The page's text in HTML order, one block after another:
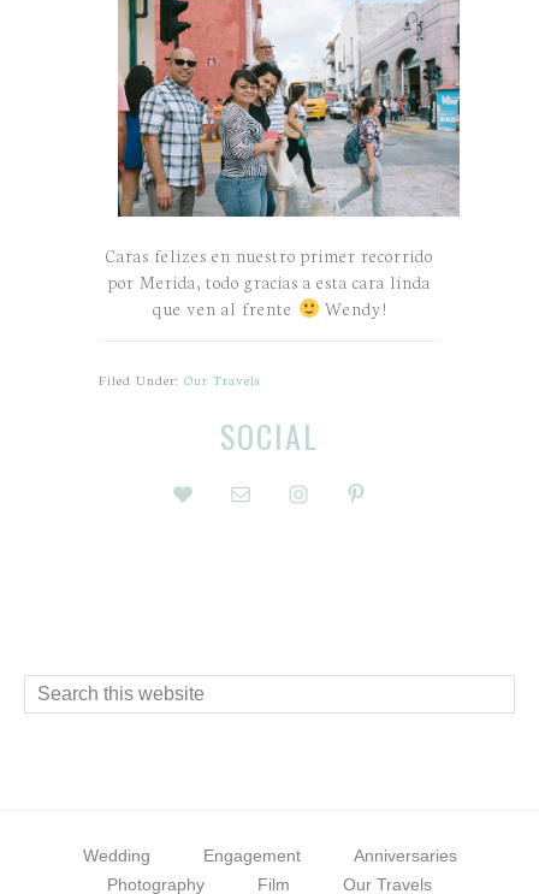
Caras felizes en nuestro primer recorrido
por Merida, todo gracias a esta cara linda
que ven al frente
Wendy!
Filed Under:Our Travels
Interactions
SOCIAL
Search
Wedding Engagement
Anniversaries
Photography
Film Our Travels